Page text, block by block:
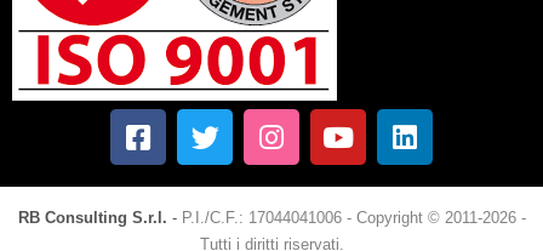
RB Consulting S.r.l. - P.I./C.F.: 17044041006 - Copyright © 2011-2026 -
Tutti i diritti riservati.